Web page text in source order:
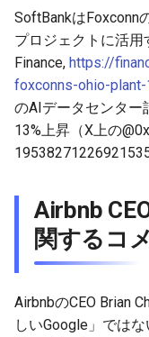
2026-04-03
2026-04-02
2026-04-01
2026-03-30
2026-03-29
2026-03-28
SoftBankはFoxconn
プロジェクトに活用
Finance, https://
foxconns-ohio-plant-
のAIデータセンター
13%上昇（X上の
Airbnb
関するコ
AirbnbのCEO Brian
しいGoogle」では